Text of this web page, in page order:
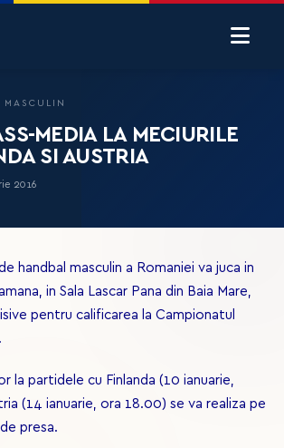
MASCULIN
MEDIA LA MECIURILE
SI AUSTRIA
2016
handbal masculin a Romaniei va juca in
in Sala Lascar Pana din Baia Mare,
pentru calificarea la Campionatul
la partidele cu Finlanda (10 ianuarie,
(14 ianuarie, ora 18.00) se va realiza pe
presa.